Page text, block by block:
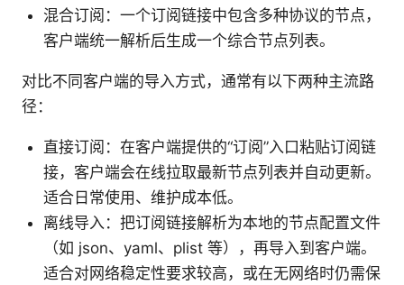
混合订阅：一个订阅链接中包含多种协议的节点，
客户端统一解析后生成一个综合节点列表。
对比不同客户端的导入方式，通常有以下两种主流路
径：
直接订阅：在客户端提供的“订阅”入口粘贴订阅链
接，客户端会在线拉取最新节点列表并自动更新。
适合日常使用、维护成本低。
离线导入：把订阅链接解析为本地的节点配置文件
（如 json、yaml、plist 等），再导入到客户端。
适合对网络稳定性要求较高，或在无网络时仍需保